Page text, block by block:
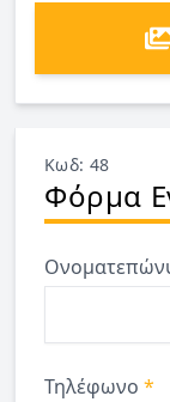
Κωδ: 48
Φόρμα
Τηλέφωνο *